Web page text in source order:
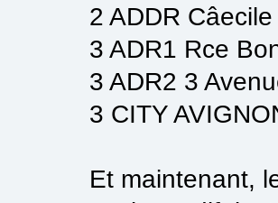
2 ADDR
3 ADR1 Rce
3 ADR2 3
3 CITY
Et maintenant,